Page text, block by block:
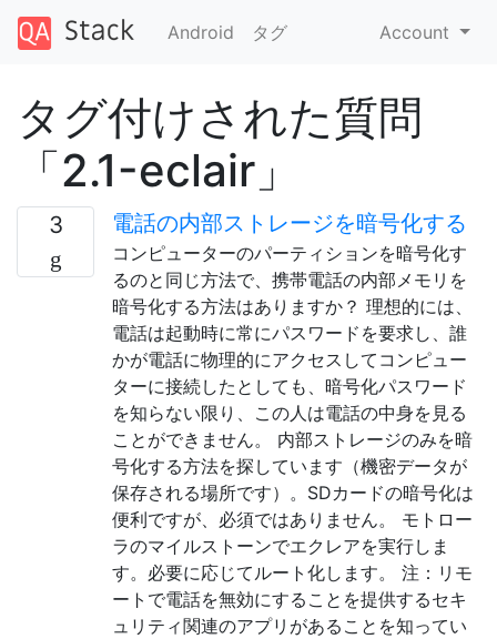
Android タグ Account
タグ付けされた質問
「2.1-eclair」
3 電話の内部ストレージを暗号化する
コンピューターのパーティションを暗号化す
るのと同じ方法で、携帯電話の内部メモリを
暗号化する方法はありますか？ 理想的には、
電話は起動時に常にパスワードを要求し、誰
かが電話に物理的にアクセスしてコンピュー
ターに接続したとしても、暗号化パスワード
を知らない限り、この人は電話の中身を見る
ことができません。 内部ストレージのみを暗
号化する方法を探しています（機密データが
保存される場所です）。SDカードの暗号化は
便利ですが、必須ではありません。 モトロー
ラのマイルストーンでエクレアを実行しま
す。必要に応じてルート化します。 注：リモ
ートで電話を無効にすることを提供するセキ
ュリティ関連のアプリがあることを知ってい